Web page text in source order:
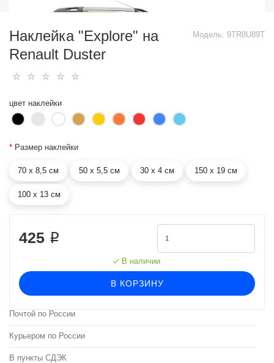
Модель: 9TR8U89T
Наклейка "Explore" на
Renault Duster
цвет наклейки
* Размер наклейки
70 х 8,5 см 50 х 5,5 см 30 х 4 см 150 х 19 см
100 х 13 см
425 ₽
В наличии
В КОРЗИНУ
Почтой по России
Курьером по России
В пункты СДЭК